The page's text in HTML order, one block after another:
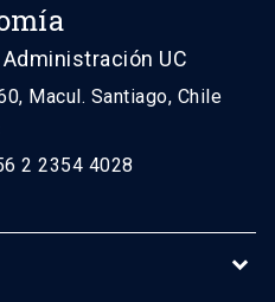
UC
Macul. Santiago, Chile
2 2354 4028